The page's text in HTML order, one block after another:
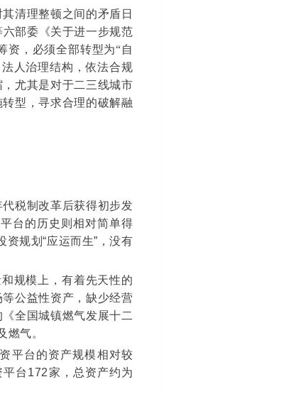
清理整顿之间的矛盾日
部委《关于进一步规范
资，必须全部转型为“自
人治理结构，依法合规
尤其是对于二三线城市
型，寻求合理的破解融
税制改革后获得初步发
台的历史则相对简单得
规划“应运而生”，没有
规模上，有着先天性的
公益性资产，缺少经营
全国城镇燃气发展十二
燃气。
平台的资产规模相对较
台172家，总资产约为